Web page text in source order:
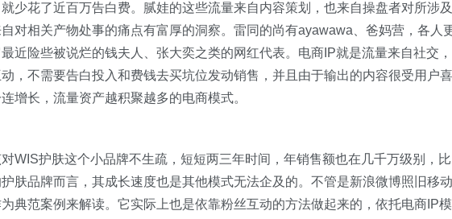
少花了近百万告白费。腻娃的这些流量来自内容策划，也来自操盘者对所涉及
对相关产物处事的痛点有富厚的洞察。雷同的尚有ayawawa、爸妈营，各人
近险些被说烂的钱夫人、张大奕之类的网红代表。电商IP就是流量来自社交，
，不需要告白投入和费钱去买坑位发动销售，并且由于输出的内容很受用户喜
增长，流量资产越积聚越多的电商模式。
WIS护肤这个小品牌不生疏，短短两三年时间，年销售额也在几千万级别，比
肤品牌而言，其成长速度也是其他模式无法企及的。不管是新浪微博照旧移动
典范案例来解读。它实际上也是依靠粉丝互动的方法做起来的，依托电商IP模